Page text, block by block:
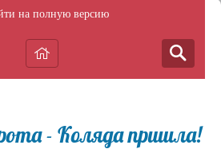
на полную версию
- Коляда пришла!